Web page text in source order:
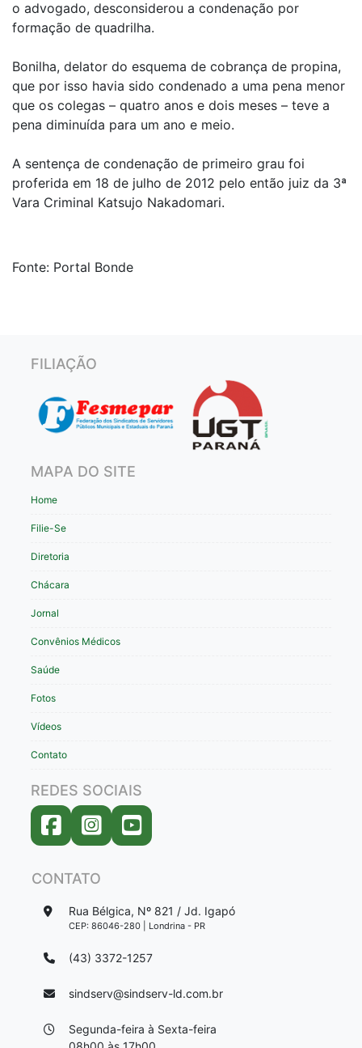
o advogado, desconsiderou a condenação por
formação de quadrilha.
Bonilha, delator do esquema de cobrança de propina,
que por isso havia sido condenado a uma pena menor
que os colegas – quatro anos e dois meses – teve a
pena diminuída para um ano e meio.
A sentença de condenação de primeiro grau foi
proferida em 18 de julho de 2012 pelo então juiz da 3ª
Vara Criminal Katsujo Nakadomari.
Fonte: Portal Bonde
FILIAÇÃO
MAPA DO SITE
Home
Filie-Se
Diretoria
Chácara
Jornal
Convênios Médicos
Saúde
Fotos
Vídeos
Contato
REDES SOCIAIS
CONTATO
Rua Bélgica, Nº 821 / Jd. Igapó
CEP: 86046-280 | Londrina - PR
(43) 3372-1257
sindserv@sindserv-ld.com.br
Segunda-feira à Sexta-feira